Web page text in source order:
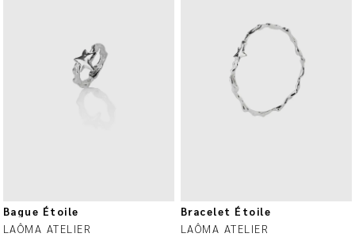
Bague Étoile
LAÔMA ATELIER
Bracelet Étoile
LAÔMA ATELIER